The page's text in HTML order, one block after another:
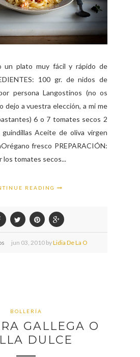
un plato muy fácil y rápido de
100 gr. de nidos de
persona Langostinos (no os
dejo a vuestra elección, a mi me
6 o 7 tomates secos 2
Aceite de oliva virgen
fresco PREPARACIÓN:
los tomates secos...
READING
jun 03, 2010 byLidia De La O
BOLLERÍA
GALLEGA O
DULCE